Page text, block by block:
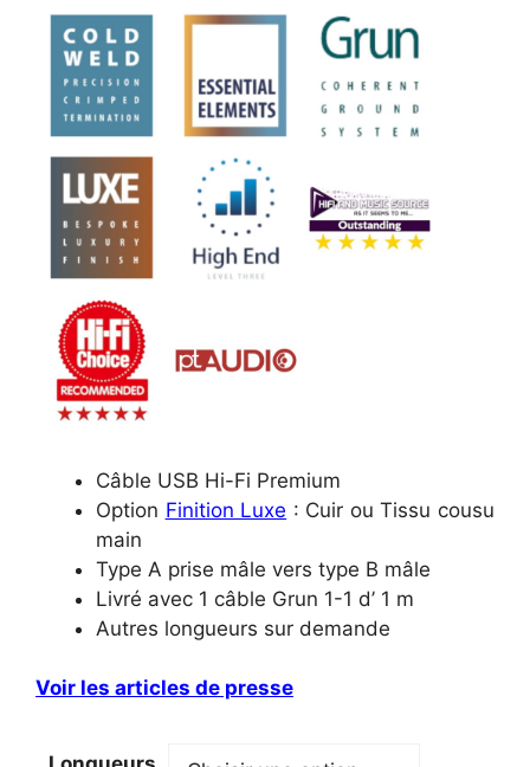
1
214,00 €
Câble USB Hi-Fi Premium
Option Finition Luxe : Cuir ou Tissu cousu
main
Type A prise mâle vers type B mâle
Livré avec 1 câble Grun 1-1 d’ 1 m
Autres longueurs sur demande
Voir les articles de presse